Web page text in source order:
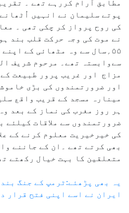
پوتے سلیمان نے انہیں
کی روح پرواز کر چکی تھی ۔
نے موت کی وجہ حرکت قلب بند
۵۵؍سال سے وہ مٹھائی کے
سےوابستہ تھے۔ مرحوم شریف
مزاج اور غریب پرور طبیعت
اور ضرورتمندوں کی بڑی
مینارہ مسجد کے قریب واقع
ہر روز مغرب کی نماز کے بعد
ضرورتمندوں سے ملاقات کیلئے
کی خیرخیریت معلوم کرنے کے
بھی کرتے تھے ۔ان کے جاننے
متعلقین کا بہت خیال رکھتے
یہ بھی پڑھئے:ٹرمپ کے جنگ
ایران نے اسے اپنی فتح قرار